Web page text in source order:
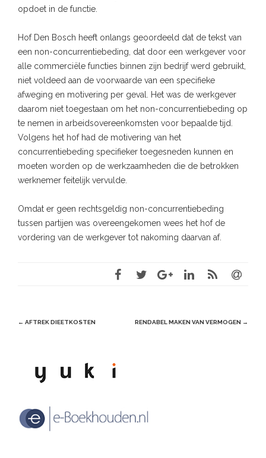
opdoet in de functie.
Hof Den Bosch heeft onlangs geoordeeld dat de tekst van
een non-concurrentiebeding, dat door een werkgever voor
alle commerciële functies binnen zijn bedrijf werd gebruikt,
niet voldeed aan de voorwaarde van een specifieke
afweging en motivering per geval. Het was de werkgever
daarom niet toegestaan om het non-concurrentiebeding op
te nemen in arbeidsovereenkomsten voor bepaalde tijd.
Volgens het hof had de motivering van het
concurrentiebeding specifieker toegesneden kunnen en
moeten worden op de werkzaamheden die de betrokken
werknemer feitelijk vervulde.
Omdat er geen rechtsgeldig non-concurrentiebeding
tussen partijen was overeengekomen wees het hof de
vordering van de werkgever tot nakoming daarvan af.
Post
← AFTREK DIEETKOSTEN RENDABEL MAKEN VAN VERMOGEN →